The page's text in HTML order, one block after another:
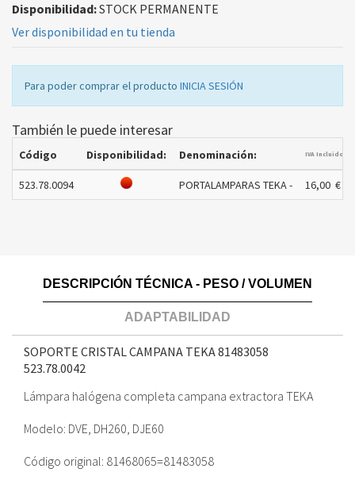
Disponibilidad:STOCK PERMANENTE
Ver disponibilidad en tu tienda
Para poder comprar el producto INICIA SESIÓN
También le puede interesar
Código Disponibilidad: Denominación: IVA Incluido
523.78.0094 PORTALAMPARAS TEKA - 16,00 €
DESCRIPCIÓN TÉCNICA - PESO / VOLUMEN
ADAPTABILIDAD
SOPORTE CRISTAL CAMPANA TEKA 81483058
523.78.0042
Lámpara halógena completa campana extractora TEKA
Modelo: DVE, DH260, DJE60
Código original: 81468065=81483058